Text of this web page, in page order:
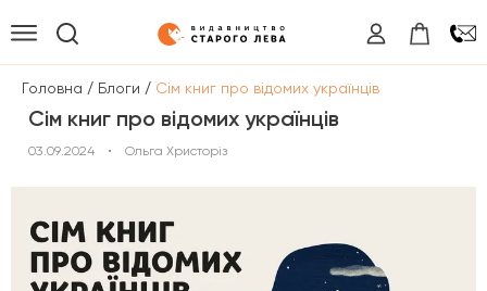
Головна / Блоги / Сім книг про відомих українців
Сім книг про відомих українців
03.09.2024 • Ольга Христоріз